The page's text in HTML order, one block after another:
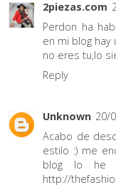
2piezas.com
Perdon ha
en mi blog
no eres tu,lo
Reply
Unknown 20/
Acabo de
estilo :) me
blog lo he
http://